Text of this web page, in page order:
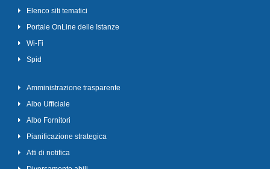
Elenco siti tematici
Portale OnLine delle Istanze
Wi-Fi
Spid
Amministrazione trasparente
Albo Ufficiale
Albo Fornitori
Pianificazione strategica
Atti di notifica